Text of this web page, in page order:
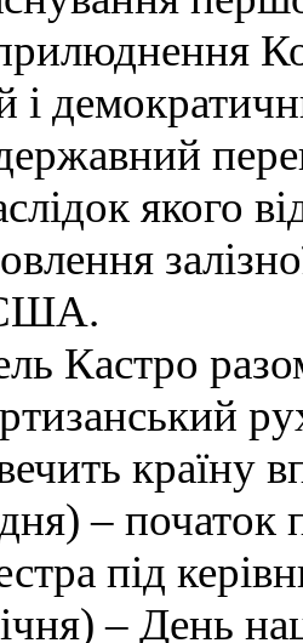
і
якого
США.
Кастро
– початок
під
– День